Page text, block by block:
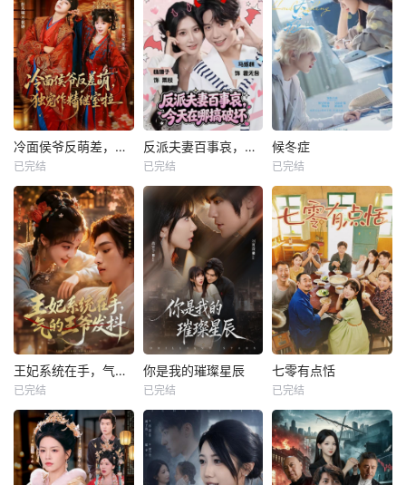
冷面侯爷反萌差，独宠作精继室啦
已完结
反派夫妻百事哀，今天在哪搞破坏
已完结
候冬症
已完结
王妃系统在手，气的王爷发抖
已完结
你是我的璀璨星辰
已完结
七零有点恬
已完结